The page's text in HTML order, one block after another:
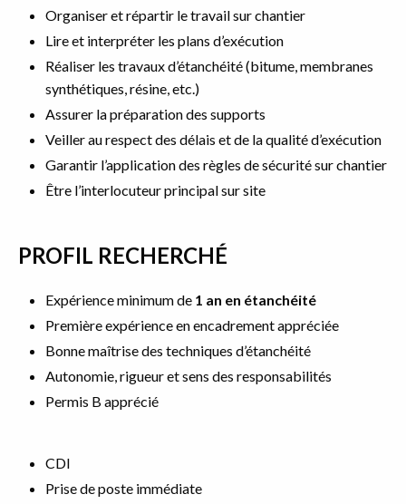
Organiser et répartir le travail sur chantier
Lire et interpréter les plans d’exécution
Réaliser les travaux d’étanchéité (bitume, membranes
synthétiques, résine, etc.)
Assurer la préparation des supports
Veiller au respect des délais et de la qualité d’exécution
Garantir l’application des règles de sécurité sur chantier
Être l’interlocuteur principal sur site
PROFIL RECHERCHÉ
Expérience minimum de 1 an en étanchéité
Première expérience en encadrement appréciée
Bonne maîtrise des techniques d’étanchéité
Autonomie, rigueur et sens des responsabilités
Permis B apprécié
CDI
Prise de poste immédiate